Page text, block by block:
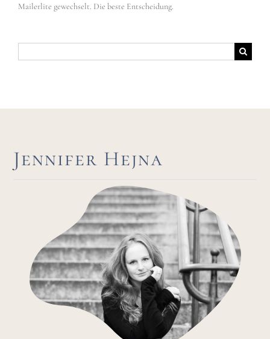
Mailerlite gewechselt. Die beste Entscheidung.
nach:
Jennifer Hejna